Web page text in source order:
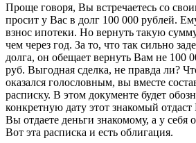
Проще говоря, Вы встречаетесь со
просит у Вас в долг 100 000 рублей.
взнос ипотеки. Но вернуть такую
чем через год. За то, что так сильно
долга, он обещает вернуть Вам не 100
руб. Выгодная сделка, не правда ли?
оказался голословным, вы вместе
расписку. В этом документе будет
конкретную дату этот знакомый
Вы отдаете деньги знакомому, а у себя
Вот эта расписка и есть облигация.